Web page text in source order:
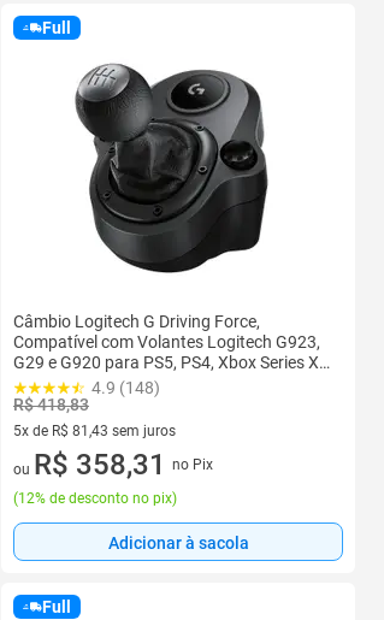
Full
Câmbio Logitech G Driving Force,
Compatível com Volantes Logitech G923,
G29 e G920 para PS5, PS4, Xbox Series X e
Series S, Xbox One, PC - 941-000119
4.9 (148)
R$ 418,83
5x de R$ 81,43 sem juros
5 vez de R$ 81,43 sem juros
ou R$ 358,31
no Pix
(12% de desconto no pix)
Adicionar à sacola
Full